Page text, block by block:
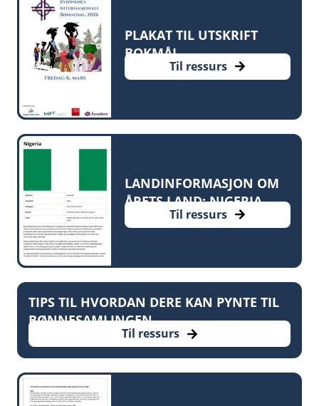
PLAKAT TIL UTSKRIFT
BOKMÅL
Til ressurs
LANDINFORMASJON OM
ÅRETS LAND: NIGERIA
Til ressurs
TIPS TIL HVORDAN DERE KAN PYNTE TIL
BØNNESAMLINGEN
Til ressurs